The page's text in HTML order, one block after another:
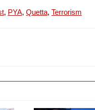
, PYA, Quetta, Terrorism